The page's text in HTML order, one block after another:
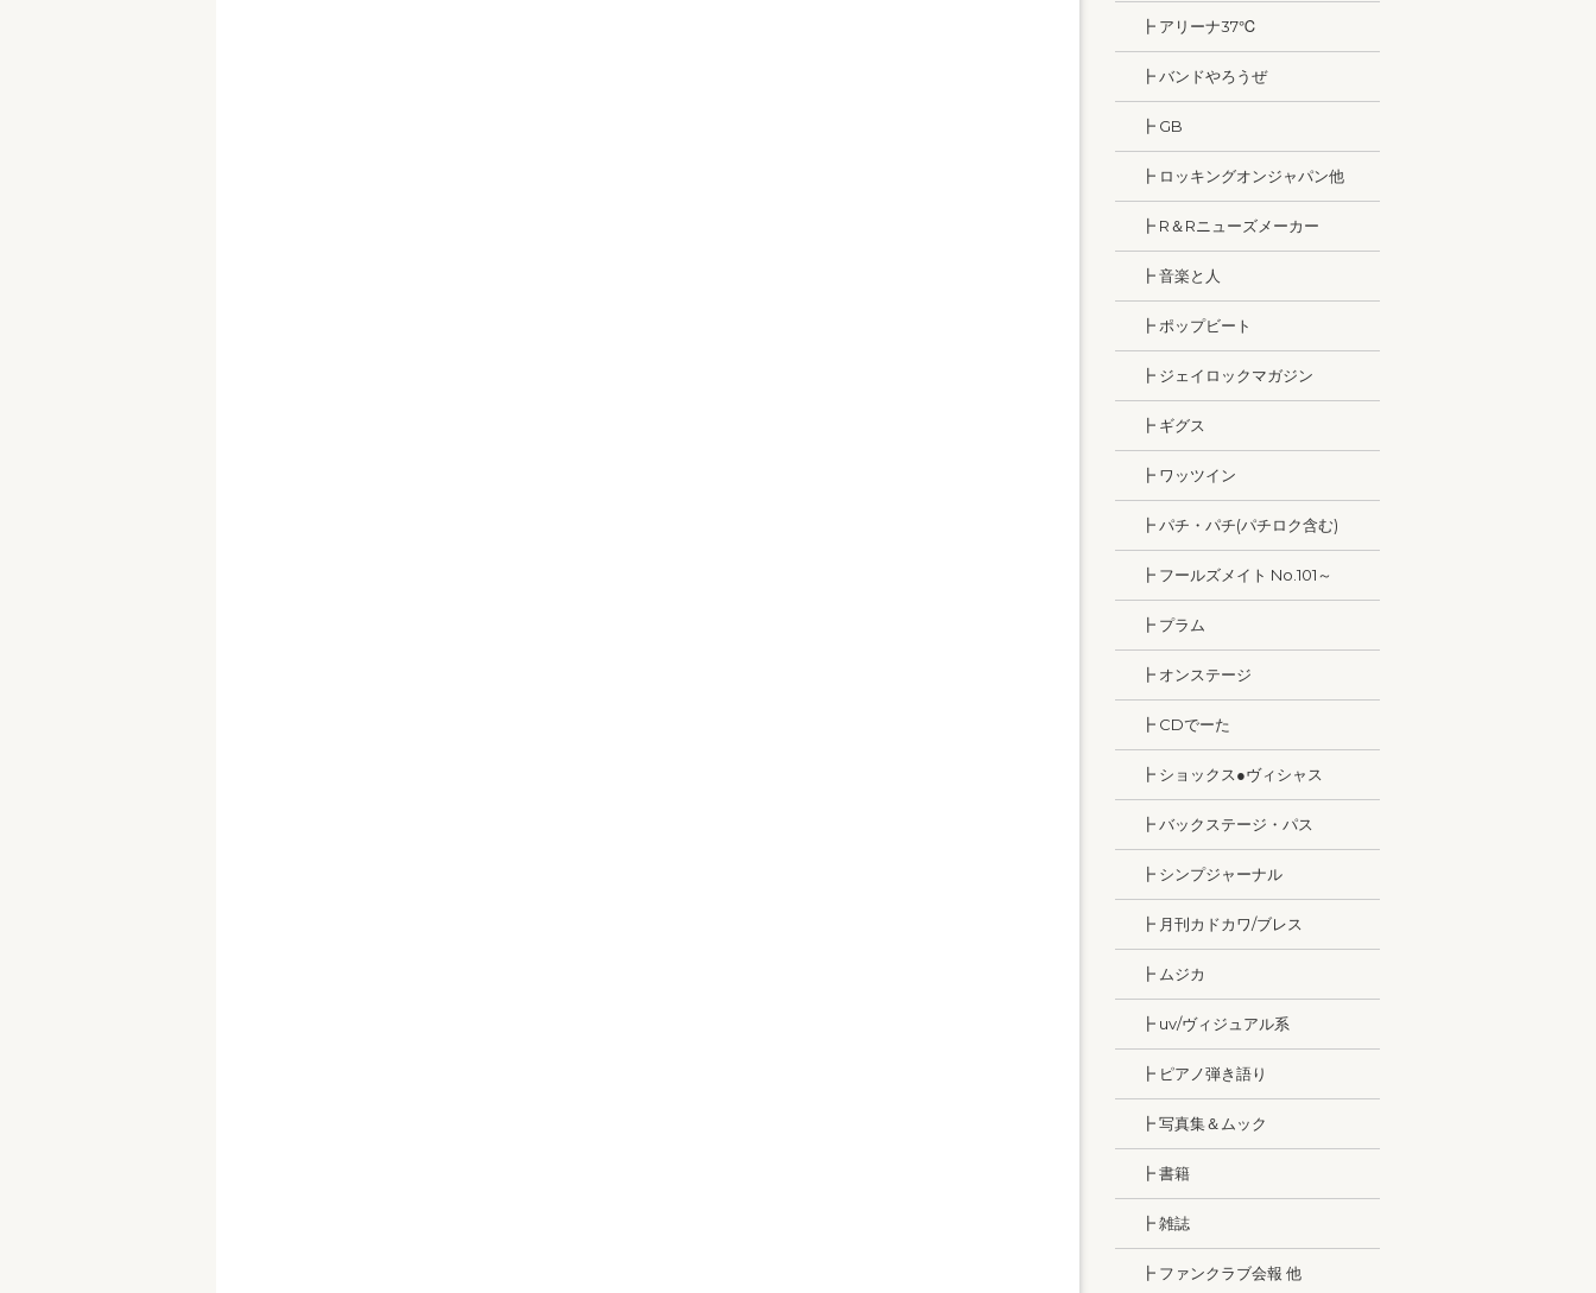
┣ アリーナ37℃
┣ バンドやろうぜ
┣ GB
┣ ロッキングオンジャパン他
┣ R＆Rニューズメーカー
┣ 音楽と人
┣ ポップビート
┣ ジェイロックマガジン
┣ ギグス
┣ ワッツイン
┣ パチ・パチ(パチロク含む)
┣ フールズメイト No.101～
┣ プラム
┣ オンステージ
┣ CDでーた
┣ ショックス●ヴィシャス
┣ バックステージ・パス
┣ シンプジャーナル
┣ 月刊カドカワ/ブレス
┣ ムジカ
┣ uv/ヴィジュアル系
┣ ピアノ弾き語り
┣ 写真集＆ムック
┣ 書籍
┣ 雑誌
┣ ファンクラブ会報 他